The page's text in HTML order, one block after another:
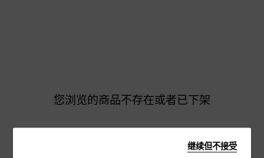
您浏览的商品不存在或者已下架
继续但不接受